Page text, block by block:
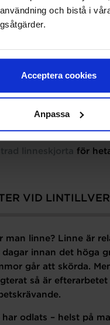
och bistå i
Acceptera cookies
Anpassa
linneskjorta för
VID
man linne? Linne är
innan det höga
går att skörda.
så är efterarbetet
odlats – helst på